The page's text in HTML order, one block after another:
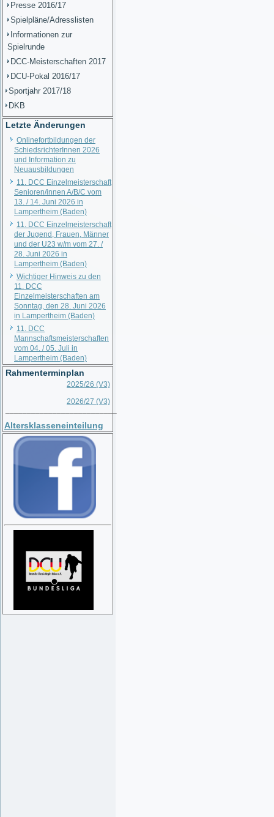
Presse 2016/17
Spielpläne/Adresslisten
Informationen zur
Spielrunde
DCC-Meisterschaften 2017
DCU-Pokal 2016/17
Sportjahr 2017/18
DKB
Letzte Änderungen
Onlinefortbildungen der
SchiedsrichterInnen 2026
und Information zu
Neuausbildungen
11. DCC Einzelmeisterschaft
Senioren/innen A/B/C vom
13. / 14. Juni 2026 in
Lampertheim (Baden)
11. DCC Einzelmeisterschaft
der Jugend, Frauen, Männer
und der U23 w/m vom 27. /
28. Juni 2026 in
Lampertheim (Baden)
Wichtiger Hinweis zu den
11. DCC
Einzelmeisterschaften am
Sonntag, den 28. Juni 2026
in Lampertheim (Baden)
11. DCC
Mannschaftsmeisterschaften
vom 04. / 05. Juli in
Lampertheim (Baden)
Rahmenterminplan
2025/26 (V3)
2026/27 (V3)
Altersklasseneinteilung